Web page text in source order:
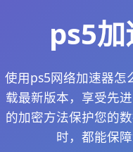
ps5
使用ps5网络加速器怎
载最新版本，享受先
的加密方法保护您的
时，都能保